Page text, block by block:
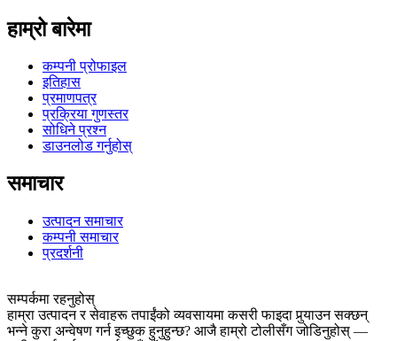
हाम्रो बारेमा
कम्पनी प्रोफाइल
इतिहास
प्रमाणपत्र
प्रक्रिया गुणस्तर
सोधिने प्रश्न
डाउनलोड गर्नुहोस्
समाचार
उत्पादन समाचार
कम्पनी समाचार
प्रदर्शनी
सम्पर्कमा रहनुहोस्
हाम्रा उत्पादन र सेवाहरू तपाईंको व्यवसायमा कसरी फाइदा पुर्‍याउन सक्छन्
भन्ने कुरा अन्वेषण गर्न इच्छुक हुनुहुन्छ? आजै हाम्रो टोलीसँग जोडिनुहोस् —